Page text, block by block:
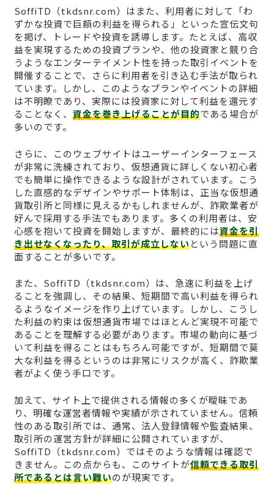
SoffiTD（tkdsnr.com）はまた、利用者に対して「わ
ずかな投資で巨額の利益を得られる」といった宣伝文句
を掲げ、トレードや投資を誘導します。たとえば、高収
益を実現するための投資プランや、他の投資家と競り合
うようなエンターテイメント性を持った取引イベントを
開催することで、さらに利用者を引き込む手法が取られ
ています。しかし、このようなプランやイベントの詳細
は不明瞭であり、実際には投資家に対して利益を還元す
ることなく、 資金を巻き上げることが目的である場合が
多いのです。
さらに、このウェブサイトはユーザーインターフェース
が非常に洗練されており、仮想通貨に詳しくない初心者
でも簡単に操作できるような設計がされています。こう
した直感的なデザインやサポート体制は、正当な仮想通
貨取引所と同様に見えるかもしれませんが、詐欺業者が
好んで採用する手法でもあります。多くの利用者は、安
心感を抱いて投資を開始しますが、最終的には資金を引
き出せなくなったり、取引が成立しないという問題に直
面することが多いです。
また、SoffiTD（tkdsnr.com）は、急速に利益を上げ
ることを強調し、その結果、短期間で高い利益を得られ
るようなイメージを作り上げています。しかし、こうし
た利益の約束は仮想通貨市場ではほとんど実現不可能で
あることを理解する必要があります。市場の動向に基づ
いて利益を得ることはもちろん可能ですが、短期間で莫
大な利益を得るというのは非常にリスクが高く、詐欺業
者がよく使う手口です。
加えて、サイト上で提供される情報の多くが曖昧であ
り、明確な運営者情報や実績が示されていません。信頼
性のある取引所では、通常、法人登録情報や監査結果、
取引所の運営方針が詳細に公開されていますが、
SoffiTD（tkdsnr.com）ではそのような情報は確認で
きません。この点からも、このサイトが信頼できる取引
所であるとは言い難いのが現実です。